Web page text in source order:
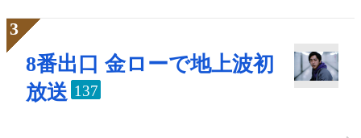
8番出口 金ローで地上波初
放送 137